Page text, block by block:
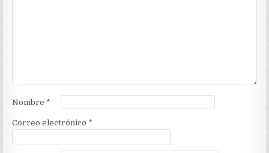
Nombre *
Correo electrónico *